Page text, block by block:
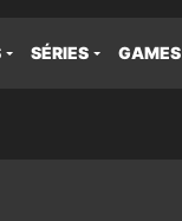
SÉRIES GAMES